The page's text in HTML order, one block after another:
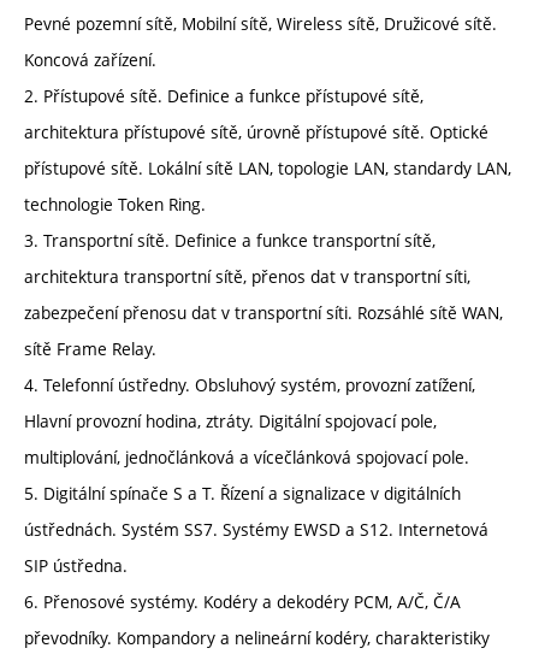
Pevné pozemní sítě, Mobilní sítě, Wireless sítě, Družicové sítě.
Koncová zařízení.
2. Přístupové sítě. Definice a funkce přístupové sítě,
architektura přístupové sítě, úrovně přístupové sítě. Optické
přístupové sítě. Lokální sítě LAN, topologie LAN, standardy LAN,
technologie Token Ring.
3. Transportní sítě. Definice a funkce transportní sítě,
architektura transportní sítě, přenos dat v transportní síti,
zabezpečení přenosu dat v transportní síti. Rozsáhlé sítě WAN,
sítě Frame Relay.
4. Telefonní ústředny. Obsluhový systém, provozní zatížení,
Hlavní provozní hodina, ztráty. Digitální spojovací pole,
multiplování, jednočlánková a vícečlánková spojovací pole.
5. Digitální spínače S a T. Řízení a signalizace v digitálních
ústřednách. Systém SS7. Systémy EWSD a S12. Internetová
SIP ústředna.
6. Přenosové systémy. Kodéry a dekodéry PCM, A/Č, Č/A
převodníky. Kompandory a nelineární kodéry, charakteristiky